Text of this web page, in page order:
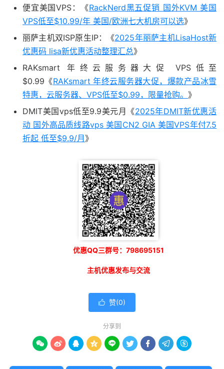
便宜美国VPS：《RackNerd黑五促销 国外KVM 美国
VPS低至$10.99/年 美国/欧洲七大机房可以选》
丽萨主机双ISP原生IP：《2025年丽萨主机LisaHost新
优惠码 lisa新优惠活动整理汇总》
RAKsmart 年终云服务器大促 VPS低至
$0.99《RAKsmart 年终云服务器大促，爆款产品冰雪
特惠，云服务器、VPS低至$0.99，限量抢购。 》
DMIT美国vps低至9.9美元月《2025年DMIT新优惠活
动 国外高品质线路vps 美国CN2 GIA 美国VPS年付7.5
折起 低至$9.9/月 》
优惠QQ三群号：798695151
主机优惠发布与交流
 赞(0)
分享到
        